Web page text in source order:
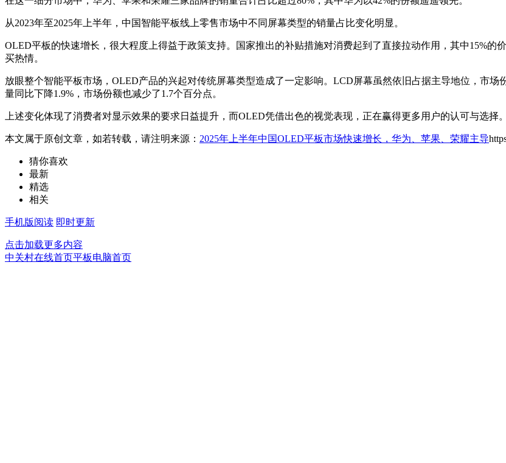
从2023年至2025年上半年，中国智能平板线上零售市场中不同屏幕类型的销量占比变化明显。
OLED平板的快速增长，很大程度上得益于政策支持。国家推出的补贴措施对消费起到了直接拉动作用，其中15%
买热情。
放眼整个智能平板市场，OLED产品的兴起对传统屏幕类型造成了一定影响。LCD屏幕虽然依旧占据主导地位，市场
量同比下降1.9%，市场份额也减少了1.7个百分点。
上述变化体现了消费者对显示效果的要求日益提升，而OLED凭借出色的视觉表现，正在赢得更多用户的认可与选择。
本文属于原创文章，如若转载，请注明来源： 2025年上半年中国OLED平板市场快速增长，华为、苹果、荣耀主导
猜你喜欢
最新
精选
相关
手机版阅读 即时更新
点击加载更多内容
中关村在线首页平板电脑首页